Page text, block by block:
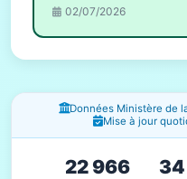
02/07/2026
FenêtresDonnées Ministère de
Mise à jour
22 966